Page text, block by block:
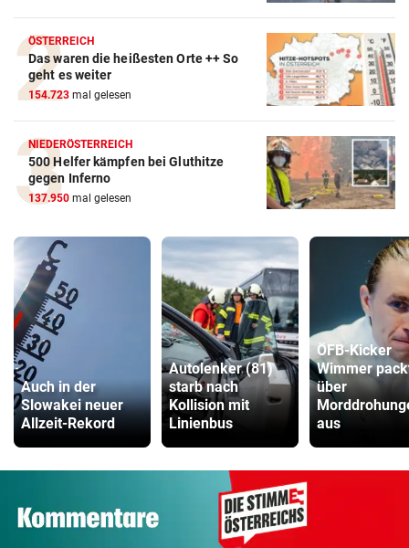
ÖSTERREICH
Das waren die heißesten Orte ++ So
geht es weiter
154.723 mal gelesen
NIEDERÖSTERREICH
500 Helfer kämpfen bei Gluthitze
gegen Inferno
137.950 mal gelesen
Auch in der
Slowakei neuer
Allzeit-Rekord
Autolenker (81)
starb nach
Kollision mit
Linienbus
ÖFB-Kicker
Wimmer
über
aus